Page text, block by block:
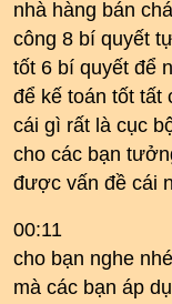
nhà hàng bán
công 8 bí quyết
tốt 6 bí quyết để
để kế toán tốt tất
cái gì rất là cục
cho các bạn
được vấn đề cái
00:11
cho bạn nghe
mà các bạn áp